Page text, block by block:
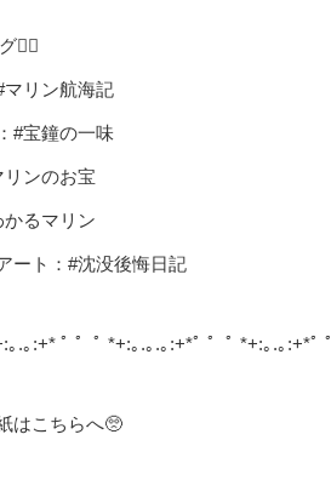
🏴‍☠️
リン航海記
#宝鐘の一味
ンのお宝
るマリン
ート：#沈没後悔日記
｡.｡:+* ﾟ ゜ﾟ *+:｡.｡.｡:+*ﾟ ゜ﾟ *+:｡.｡:+*ﾟ
はこちらへ🥺